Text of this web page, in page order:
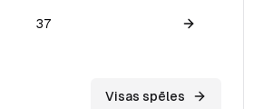
37
View game
Visas spēles